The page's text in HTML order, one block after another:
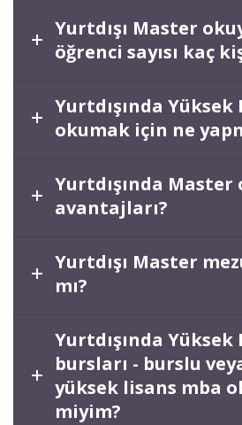
Yurtdışı Master
öğrenci sayısı kaç
Yurtdışında Yüksek
okumak için ne
Yurtdışında Master
avantajları?
Yurtdışı Master
mı?
Yurtdışında Yüksek
bursları - burslu
yüksek lisans mba
miyim?